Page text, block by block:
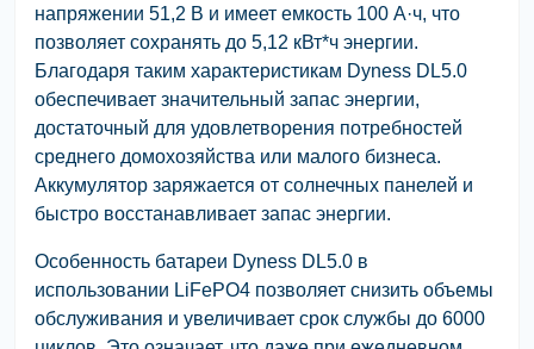
напряжении 51,2 В и имеет емкость 100 А·ч, что
позволяет сохранять до 5,12 кВт*ч энергии.
Благодаря таким характеристикам Dyness DL5.0
обеспечивает значительный запас энергии,
достаточный для удовлетворения потребностей
среднего домохозяйства или малого бизнеса.
Аккумулятор заряжается от солнечных панелей и
быстро восстанавливает запас энергии.
Особенность батареи Dyness DL5.0 в
использовании LiFePO4 позволяет снизить объемы
обслуживания и увеличивает срок службы до 6000